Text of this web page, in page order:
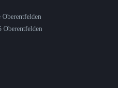
Oberentfelden